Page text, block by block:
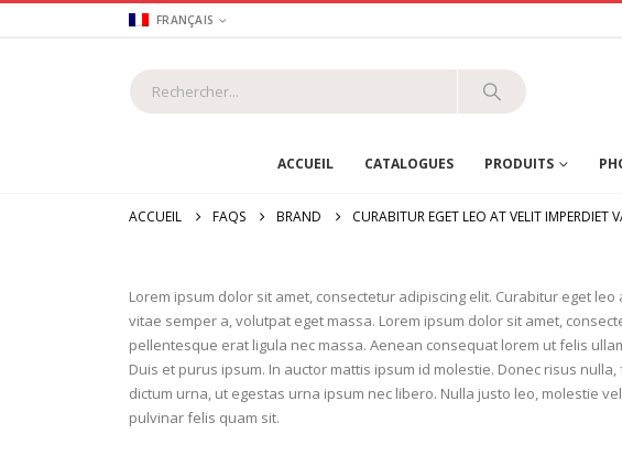
FRANÇAIS
ACCUEIL CATALOGUES PRODUITS
ACCUEIL FAQS BRAND CURABITUR EGET LEO AT VELIT IMPERDIET
Lorem ipsum dolor sit amet, consectetur adipiscing elit. Curabitur eget
vitae semper a, volutpat eget massa. Lorem ipsum dolor sit amet,
pellentesque erat ligula nec massa. Aenean consequat lorem ut felis
Duis et purus ipsum. In auctor mattis ipsum id molestie. Donec risus
dictum urna, ut egestas urna ipsum nec libero. Nulla justo leo, molestie
pulvinar felis quam sit.